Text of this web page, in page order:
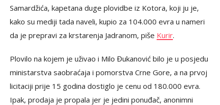
Samardžića, kapetana duge plovidbe iz Kotora, koji ju je,
kako su mediji tada naveli, kupio za 104.000 evra u nameri
da je prepravi za krstarenja Jadranom, piše Kurir.
Plovilo na kojem je uživao i Milo Đukanović bilo je u posjedu
ministarstva saobraćaja i pomorstva Crne Gore, a na prvoj
licitaciji prije 15 godina dostiglo je cenu od 180.000 evra.
Ipak, prodaja je propala jer je jedini ponuđač, anonimni